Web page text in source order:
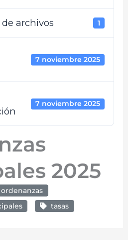
archivos 1
7 noviembre 2025
7 noviembre 2025
2025
ordenanzas
tasas